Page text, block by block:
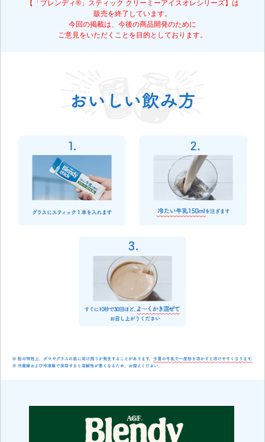
【「ブレンディ®」スティック クリーミーアイスオレシリーズ】は
販売を終了しています。
今回の掲載は、今後の商品開発のために
ご意見をいただくことを目的としております。